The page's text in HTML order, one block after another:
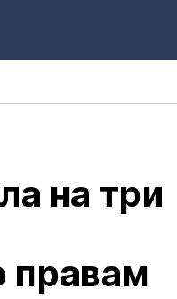
на три
правам